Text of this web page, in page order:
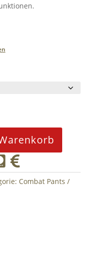

Combat Pants